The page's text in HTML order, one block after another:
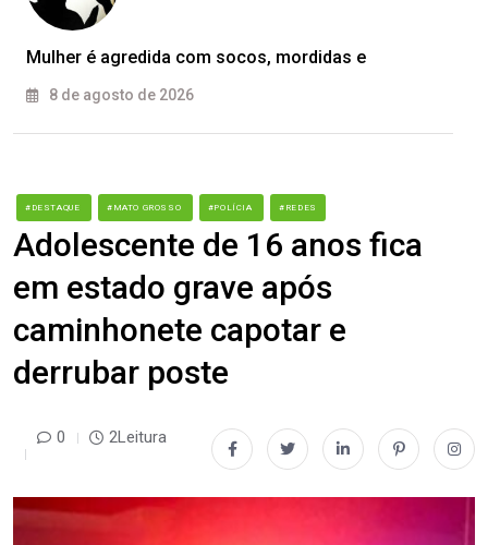
Mulher é agredida com socos, mordidas e
8 de agosto de 2026
#DESTAQUE #MATO GROSSO #POLÍCIA #REDES
Adolescente de 16 anos fica
em estado grave após
caminhonete capotar e
derrubar poste
0 2Leitura